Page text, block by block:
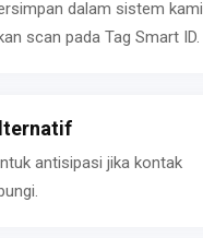
dalam sistem kami
scan pada Tag Smart ID.
antisipasi jika kontak